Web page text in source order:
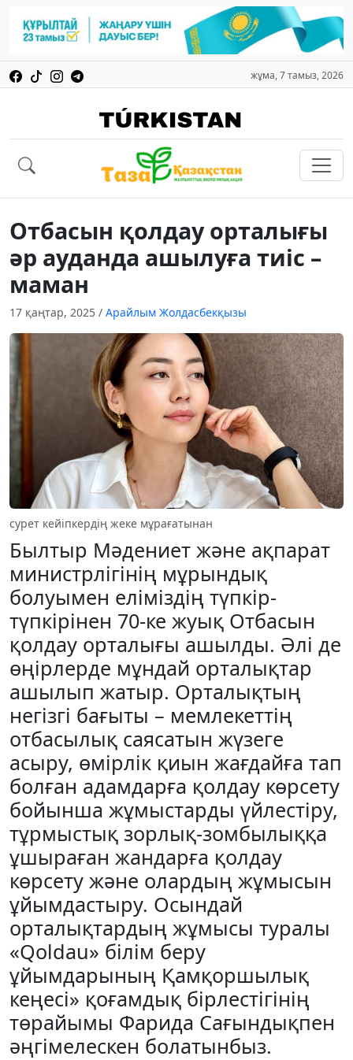
жұма, 7 тамыз, 2026
Отбасын қолдау орталығы
әр ауданда ашылуға тиіс –
маман
17 қаңтар, 2025 / Арайлым Жолдасбекқызы
сурет кейіпкердің жеке мұрағатынан
Былтыр Мәдениет және ақпарат
министрлігінің мұрындық
болуымен елі­міздің түпкір-
түпкірінен 70-ке жуық Отбасын
қолдау орталығы ашылды. Әлі де
өңірлерде мұндай орталықтар
ашылып жатыр. Орталықтың
негізгі ба­ғыты – мемлекеттің
отбасылық саясатын жүзеге
асыру, өмірлік қиын жағ­дайға тап
болған адамдарға қолдау көрсету
бойынша жұмыстарды үйлестіру,
тұрмыстық зорлық-зомбылыққа
ұшыраған жандарға қолдау
көрсету және олардың жұмысын
ұйымдастыру. Осындай
орталықтардың жұмысы туралы
«Qoldau» білім беру
ұйымдарының Қамқоршылық
кеңесі» қоғамдық бірлестігінің
төрайымы Фарида Сағындықпен
әңгімелескен болатынбыз.